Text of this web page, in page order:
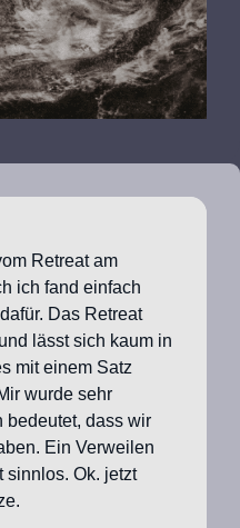
Retreat am
ich fand einfach
Das Retreat
lässt sich kaum in
mit einem Satz
wurde sehr
bedeutet, dass wir
Ein Verweilen
sinnlos. Ok. jetzt